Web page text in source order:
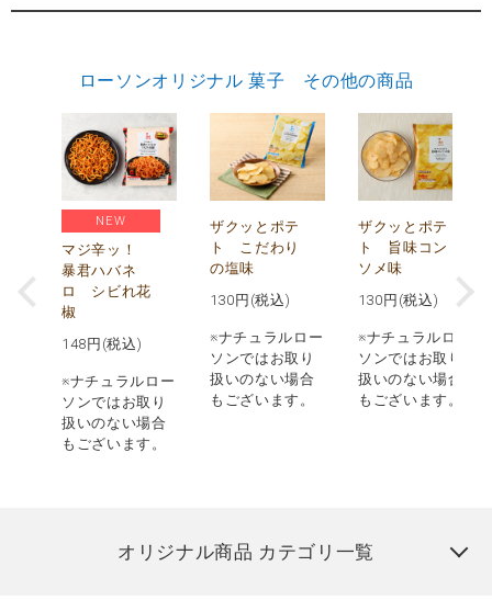
ローソンオリジナル 菓子 その他の商品
NEW
マジ辛ッ！
暴君ハバネ
ロ シビれ花
椒
148 円(税込)
※ナチュラルロー
ソンではお取り
扱いのない場合
もございます。
ザクッとポテ
ト こだわり
の塩味
130 円(税込)
※ナチュラルロー
ソンではお取り
扱いのない場合
もございます。
ザクッとポテ
ト 旨味コン
ソメ味
130 円(税込)
※ナチュラルロー
ソンではお取り
扱いのない場合
もございます。
オリジナル商品 カテゴリ一覧